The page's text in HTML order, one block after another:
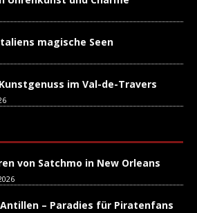
magische Seen
im Val-de-Travers
von Satchmo in New Orleans
– Paradies für Piratenfans